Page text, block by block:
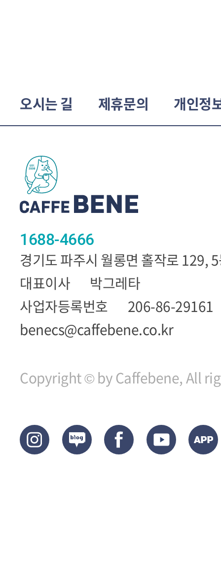
오시는 길 제휴문의 개인정
1688-4666
경기도 파주시 월롱면 홀작로 129,
대표이사
박그레타
사업자등록번호
206-86-29161
benecs@caffebene.co.kr
Copyright © by Caffebene, All